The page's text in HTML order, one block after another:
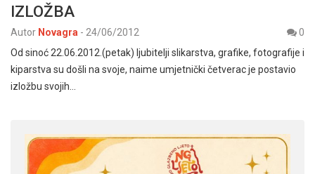
IZLOŽBA
Autor Novagra - 24/06/2012
0
Od sinoć 22.06.2012.(petak) ljubitelji slikarstva, grafike, fotografije i
kiparstva su došli na svoje, naime umjetnički četverac je postavio
izložbu svojih…